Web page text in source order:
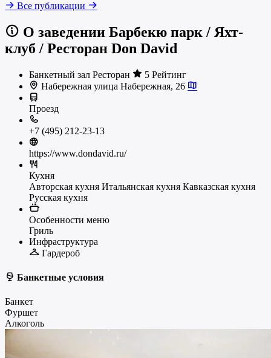
31 декабря в 22:00 на самую необычную и полную сюрпризов
Все публикации
О заведении Барбекю парк / Яхт-
клуб / Ресторан Don David
Банкетный зал Ресторан
5 Рейтинг
Набережная улица Набережная, 26
Проезд
+7 (495) 212-23-13
https://www.dondavid.ru/
Кухня
Авторская кухня Итальянская кухня Кавказская кухня
Русская кухня
Особенности меню
Гриль
Инфраструктура
Гардероб
Банкетные условия
Банкет
Фуршет
Алкоголь